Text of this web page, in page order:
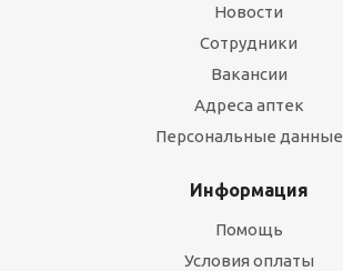
Новости
Сотрудники
Вакансии
Адреса аптек
Персональные данные
Информация
Помощь
Условия оплаты